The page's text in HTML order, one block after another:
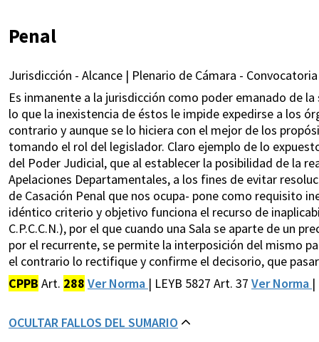
Penal
Jurisdicción - Alcance | Plenario de Cámara -
Es inmanente a la jurisdicción como poder emanado de
lo que la inexistencia de éstos le impide expedirse a los
contrario y aunque se lo hiciera con el mejor de los
tomando el rol del legislador. Claro ejemplo de lo
del Poder Judicial, que al establecer la posibilidad de la
Apelaciones Departamentales, a los fines de evitar
de Casación Penal que nos ocupa- pone como requisito
idéntico criterio y objetivo funciona el recurso de
C.P.C.C.N.), por el que cuando una Sala se aparte de un
por el recurrente, se permite la interposición del mismo
el contrario lo rectifique y confirme el decisorio, que
CPPB Art. 288 Ver Norma | LEYB 5827 Art. 37 Ver Norma |
OCULTAR FALLOS DEL SUMARIO